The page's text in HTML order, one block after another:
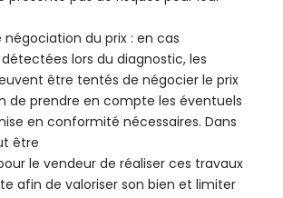
négociation du prix : en cas
détectées lors du diagnostic, les
être tentés de négocier le prix
de prendre en compte les éventuels
en conformité nécessaires. Dans
être
le vendeur de réaliser ces travaux
afin de valoriser son bien et limiter